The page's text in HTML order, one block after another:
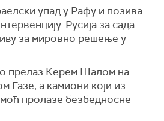
жену и дете убијене су
на кућу у западној Рафи.
је у два одвојена
и западу Рафе.
упад у Рафу и позива
Русија за сада
за мировно решење у
прелаз Керем Шалом на
Газе, а камиони који из
пролазе безбедносне